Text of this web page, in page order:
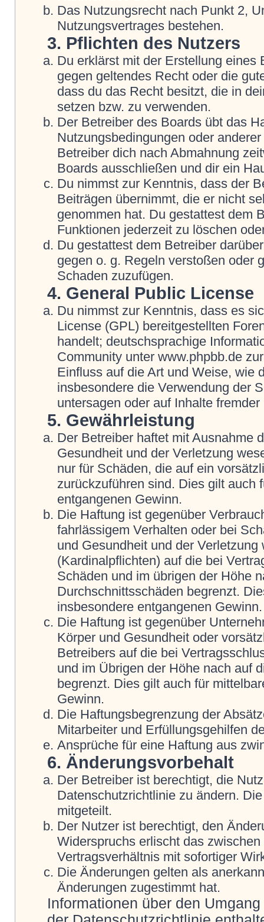
Das Nutzungsrecht nach Punkt 2,
Nutzungsvertrages bestehen.
3. Pflichten des Nutzers
Du erklärst mit der Erstellung eines
gegen geltendes Recht oder die
dass du das Recht besitzt, die in
setzen bzw. zu verwenden.
Der Betreiber des Boards übt das
Nutzungsbedingungen oder
Betreiber dich nach Abmahnung
Boards ausschließen und dir ein
Du nimmst zur Kenntnis, dass der
Beiträgen übernimmt, die er nicht
genommen hat. Du gestattest dem
Funktionen jederzeit zu löschen
Du gestattest dem Betreiber
gegen o. g. Regeln verstoßen oder
Schaden zuzufügen.
4. General Public License
Du nimmst zur Kenntnis, dass es
License (GPL) bereitgestellten
handelt; deutschsprachige
Community unter www.phpbb.de
Einfluss auf die Art und Weise, wie
insbesondere die Verwendung der
untersagen oder auf Inhalte
5. Gewährleistung
Der Betreiber haftet mit Ausnahme
Gesundheit und der Verletzung
nur für Schäden, die auf ein
zurückzuführen sind. Dies gilt auch
entgangenen Gewinn.
Die Haftung ist gegenüber
fahrlässigem Verhalten oder bei
und Gesundheit und der
(Kardinalpflichten) auf die bei
Schäden und im übrigen der Höhe
Durchschnittsschäden begrenzt.
insbesondere entgangenen Gewinn.
Die Haftung ist gegenüber
Körper und Gesundheit oder
Betreibers auf die bei
und im Übrigen der Höhe nach auf
begrenzt. Dies gilt auch für
Gewinn.
Die Haftungsbegrenzung der
Mitarbeiter und Erfüllungsgehilfen
Ansprüche für eine Haftung aus
6. Änderungsvorbehalt
Der Betreiber ist berechtigt, die
Datenschutzrichtlinie zu ändern.
mitgeteilt.
Der Nutzer ist berechtigt, den
Widerspruchs erlischt das
Vertragsverhältnis mit sofortiger
Die Änderungen gelten als
Änderungen zugestimmt hat.
Informationen über den